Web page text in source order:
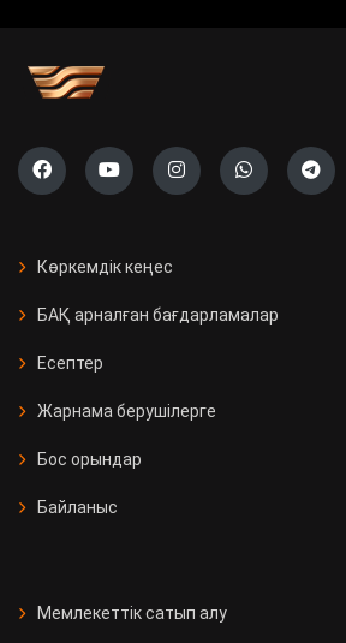
Көркемдік кеңес
БАҚ арналған бағдарламалар
Есептер
Жарнама берушілерге
Бос орындар
Байланыс
Мемлекеттік сатып алу